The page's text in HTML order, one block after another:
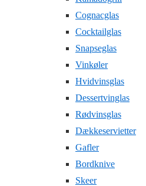
Cognacglas
Cocktailglas
Snapseglas
Vinkøler
Hvidvinsglas
Dessertvinglas
Rødvinsglas
Dækkeservietter
Gafler
Bordknive
Skeer